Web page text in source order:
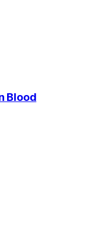
Blood